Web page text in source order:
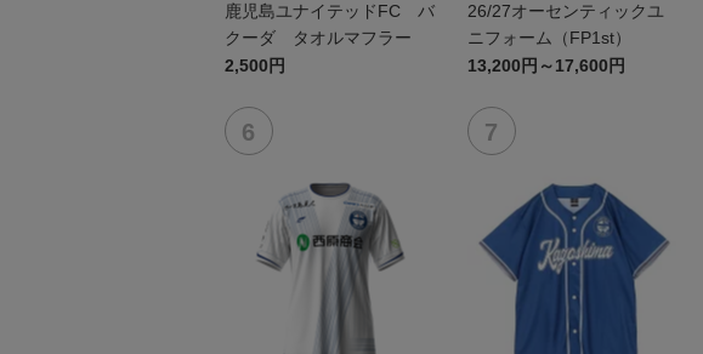
鹿児島ユナイテッドFC バ
クーダ タオルマフラー
2,500円
26/27オーセンティックユ
ニフォーム（FP1st）
13,200円～17,600円